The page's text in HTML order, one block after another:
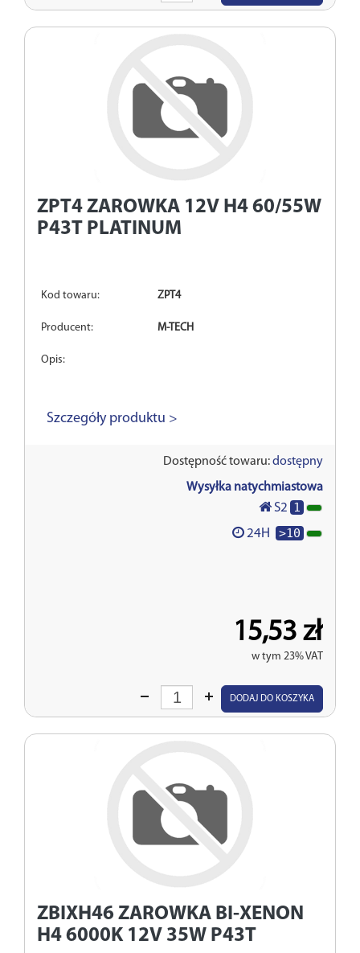
ZPT4 ZAROWKA 12V H4 60/55W
P43T PLATINUM
Kod towaru: ZPT4
Producent: M-TECH
Opis:
Szczegóły produktu >
Dostępność towaru:dostępny
Wysyłka natychmiastowa
S2 1
24H >10
15,53 zł
w tym 23% VAT
Wprowadź
DODAJ DO KOSZYKA
ZBIXH46 ZAROWKA BI-XENON
H4 6000K 12V 35W P43T